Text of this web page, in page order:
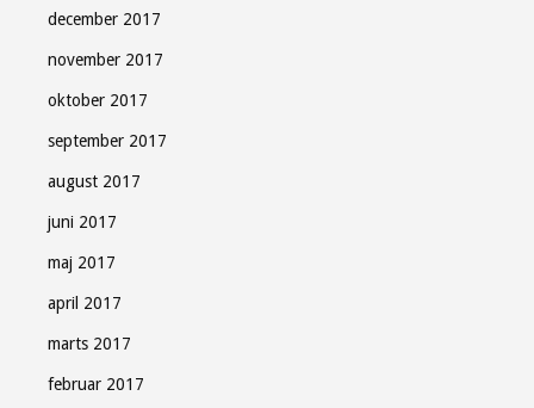
december 2017
november 2017
oktober 2017
september 2017
august 2017
juni 2017
maj 2017
april 2017
marts 2017
februar 2017